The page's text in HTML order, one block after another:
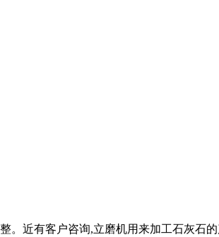
近有客户咨询,立磨机用来加工石灰石